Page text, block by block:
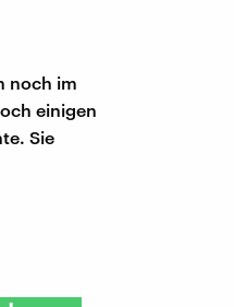
noch im
einigen
Sie